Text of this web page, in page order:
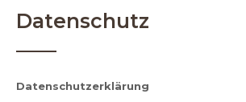
Datenschutz
Datenschutzerklärung